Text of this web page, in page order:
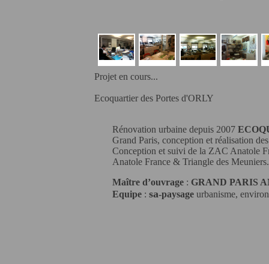
Projet en cours...
Ecoquartier des Portes d'ORLY
Rénovation urbaine depuis 2007
Grand Paris, conception et réalisation
Conception et suivi de la ZAC Anatole
Anatole France & Triangle des Meuniers.
Maître d’ouvrage : GRAND PARIS
Equipe : sa-paysage urbanisme,